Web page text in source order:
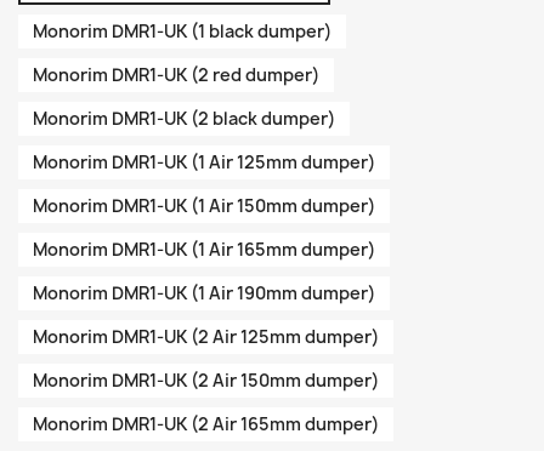
Monorim DMR1-UK (1 black dumper)
Monorim DMR1-UK (2 red dumper)
Monorim DMR1-UK (2 black dumper)
Monorim DMR1-UK (1 Air 125mm dumper)
Monorim DMR1-UK (1 Air 150mm dumper)
Monorim DMR1-UK (1 Air 165mm dumper)
Monorim DMR1-UK (1 Air 190mm dumper)
Monorim DMR1-UK (2 Air 125mm dumper)
Monorim DMR1-UK (2 Air 150mm dumper)
Monorim DMR1-UK (2 Air 165mm dumper)